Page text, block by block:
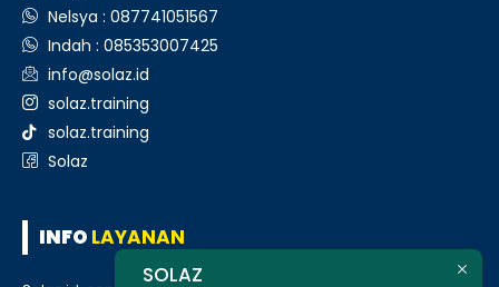
Nelsya : 087741051567
Indah : 085353007425
info@solaz.id
solaz.training
solaz.training
Solaz
INFO LAYANAN
SOLAZ